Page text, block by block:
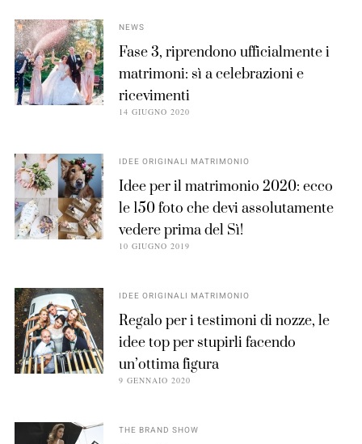
NEWS
Fase 3, riprendono ufficialmente i
matrimoni: sì a celebrazioni e
ricevimenti
14 GIUGNO 2020
IDEE ORIGINALI MATRIMONIO
Idee per il matrimonio 2020: ecco
le 150 foto che devi assolutamente
vedere prima del Sì!
10 GIUGNO 2019
IDEE ORIGINALI MATRIMONIO
Regalo per i testimoni di nozze, le
idee top per stupirli facendo
un’ottima figura
9 GENNAIO 2020
THE BRAND SHOW